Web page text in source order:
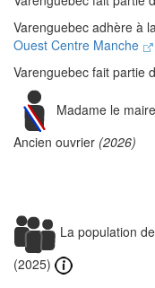
Varenguebec adhère à
Ouest Centre Manche
Varenguebec fait partie
Madame le
Ancien ouvrier (2026)
La population
(2025)